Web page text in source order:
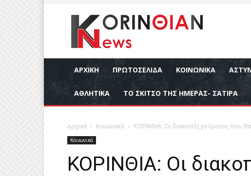
ΑΡΧΙΚΉ ΠΡΩΤΟΣΕΛΙΔΑ ΚΟΙΝΩΝΙΚΆ
ΑΘΛΗΤΙΚΆ ΤΟ ΣΚΙΤΣΟ ΤΗΣ ΗΜΕΡΑΣ- ΣΑΤΙΡΑ
Αρχική Κοινωνικά ΚΟΡΙΝΘΙΑ: Οι διακοπές ρεύματος που θα
Κοινωνικά
ΚΟΡΙΝΘΙΑ: Οι